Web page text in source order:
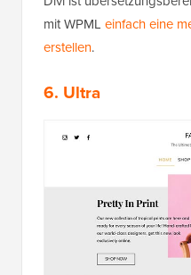
mit WPML einfach eine
erstellen.
6. Ultra